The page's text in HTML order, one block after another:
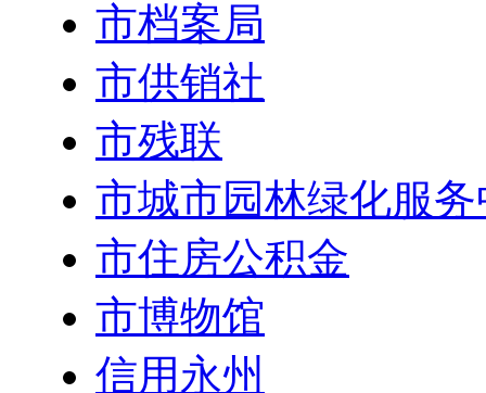
市档案局
市供销社
市残联
市城市园林绿化服
市住房公积金
市博物馆
信用永州